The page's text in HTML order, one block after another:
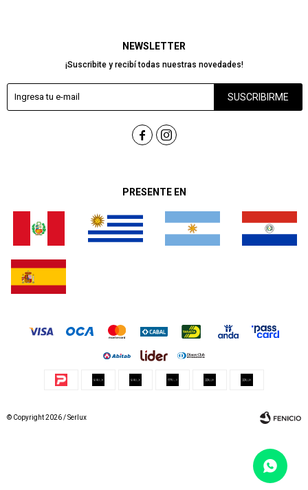
PRESENTE EN
NEWSLETTER
¡Suscribite y recibí todas nuestras novedades!
SUSCRIBIRME
 
© Copyright 2026 / Serlux